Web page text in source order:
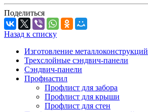
Поделиться
Назад к списку
Изготовление металлоконструкций
Трехслойные сэндвич-панели
Сэндвич-панели
Профнастил
Профлист для забора
Профлист для крыши
Профлист для стен